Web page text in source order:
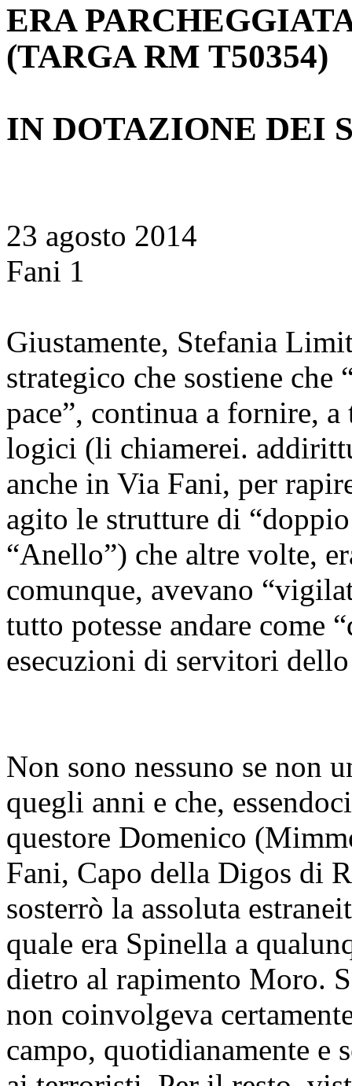
ERA
(TARGA RM T50354)
IN DOTAZIONE DEI
23 agosto 2014
Fani 1
Giustamente, Stefania
strategico che sostiene
pace”, continua a fornire,
logici (li chiamerei.
anche in Via Fani, per
agito le strutture di
“Anello”) che altre volte,
comunque, avevano
tutto potesse andare come
esecuzioni di servitori
Non sono nessuno se non
quegli anni e che,
questore Domenico
Fani, Capo della Digos di
sosterrò la assoluta
quale era Spinella a
dietro al rapimento Moro.
non coinvolgeva
campo, quotidianamente e